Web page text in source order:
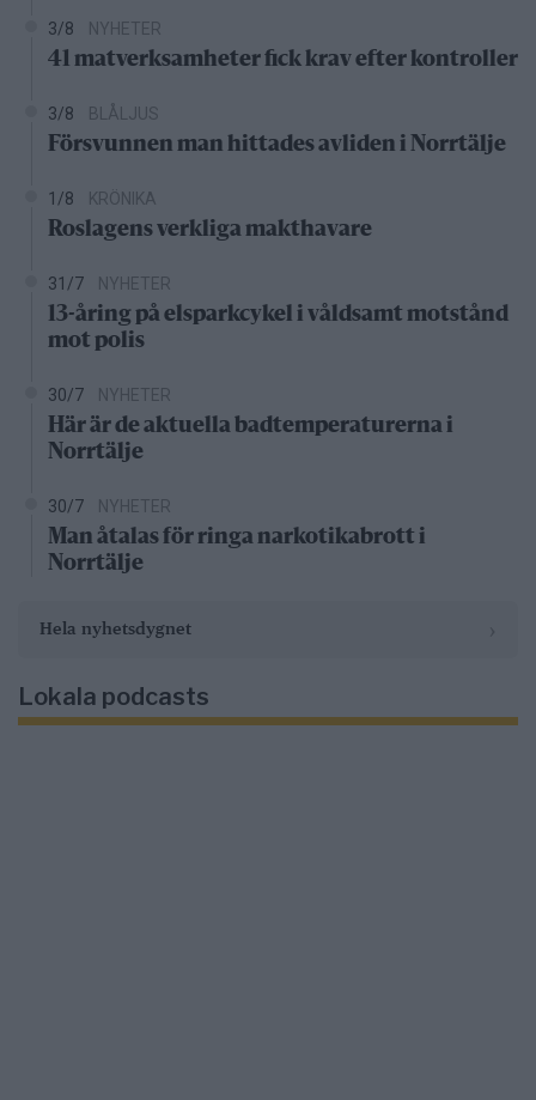
3/8 NYHETER
41 matverksamheter fick krav efter kontroller
3/8 BLÅLJUS
Försvunnen man hittades avliden i Norrtälje
1/8 KRÖNIKA
Roslagens verkliga makthavare
31/7 NYHETER
13-åring på elsparkcykel i våldsamt motstånd
mot polis
30/7 NYHETER
Här är de aktuella badtemperaturerna i
Norrtälje
30/7 NYHETER
Man åtalas för ringa narkotikabrott i
Norrtälje
Hela nyhetsdygnet
Lokala podcasts